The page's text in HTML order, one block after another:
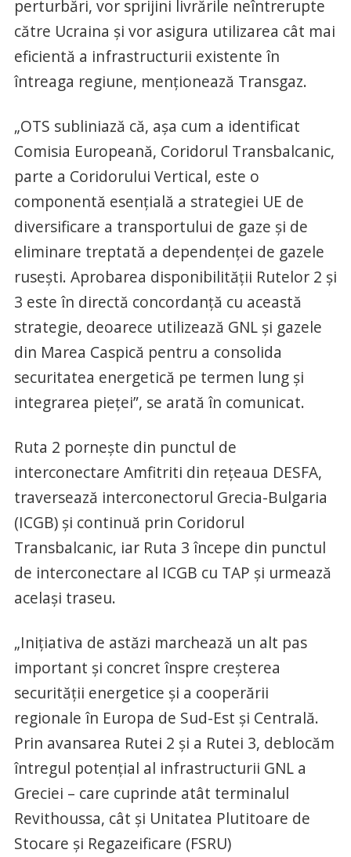
perturbări, vor sprijini livrările neîntrerupte
către Ucraina şi vor asigura utilizarea cât mai
eficientă a infrastructurii existente în
întreaga regiune, menţionează Transgaz.
„OTS subliniază că, aşa cum a identificat
Comisia Europeană, Coridorul Transbalcanic,
parte a Coridorului Vertical, este o
componentă esenţială a strategiei UE de
diversificare a transportului de gaze şi de
eliminare treptată a dependenţei de gazele
ruseşti. Aprobarea disponibilităţii Rutelor 2 şi
3 este în directă concordanţă cu această
strategie, deoarece utilizează GNL şi gazele
din Marea Caspică pentru a consolida
securitatea energetică pe termen lung şi
integrarea pieţei”, se arată în comunicat.
Ruta 2 porneşte din punctul de
interconectare Amfitriti din reţeaua DESFA,
traversează interconectorul Grecia-Bulgaria
(ICGB) şi continuă prin Coridorul
Transbalcanic, iar Ruta 3 începe din punctul
de interconectare al ICGB cu TAP şi urmează
acelaşi traseu.
„Iniţiativa de astăzi marchează un alt pas
important şi concret înspre creşterea
securităţii energetice şi a cooperării
regionale în Europa de Sud-Est şi Centrală.
Prin avansarea Rutei 2 şi a Rutei 3, deblocăm
întregul potenţial al infrastructurii GNL a
Greciei – care cuprinde atât terminalul
Revithoussa, cât şi Unitatea Plutitoare de
Stocare şi Regazeificare (FSRU)